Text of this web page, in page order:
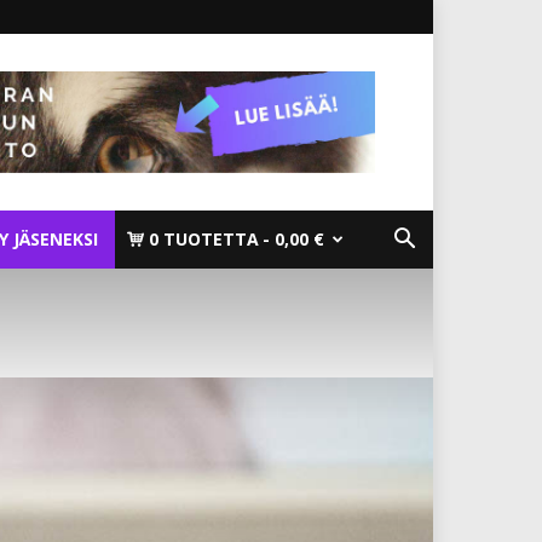
JÄSENEKSI 0 TUOTETTA 0,00 €